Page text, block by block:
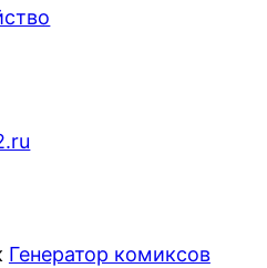
Генератор комиксов